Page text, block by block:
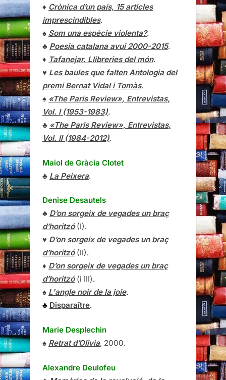
♦ Crònica d’un país, 15 articles
imprescindibles.
♠ Som una espècie violenta?.
♣ Poesia catalana avui 2000-2015.
♦ Tafanejar. Llibreries del món.
♥ Les baules que falten Antologia del
premi Bernat Vidal i Tomàs.
♠ «The Paris Review», Entrevistas,
Vol. I (1953-1983).
♣ «The Paris Review», Entrevistas,
Vol. II (1984-2012).
Maiol de Gràcia Clotet
♣ La Peixera.
Denise Desautels
♣ D’on sorgeix de vegades un braç
d’horitzó(I).
♥ D’on sorgeix de vegades un braç
d’horitzó(II).
♦ D’on sorgeix de vegades un braç
d’horitzó(i III).
♠ L'angle noir de la joie.
♣ Disparaître.
Marie Desplechin
♠ Retrat d’Olivia, 2000.
Alexandre Deulofeu